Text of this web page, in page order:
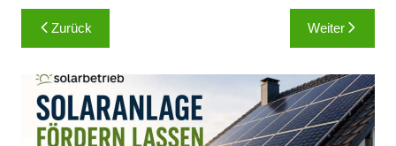
c
e
b
o
o
itt
er
st dI
n
Beitragsnavigation
Zurück Weiter